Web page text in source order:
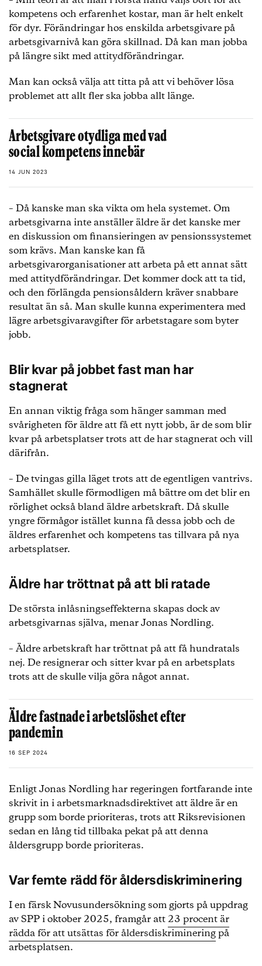
kompetens och erfarenhet kostar, man är helt enkelt
för dyr. Förändringar hos enskilda arbetsgivare på
arbetsgivarnivå kan göra skillnad. Då kan man jobba
på längre sikt med attitydförändringar.
Man kan också välja att titta på att vi behöver lösa
problemet att allt fler ska jobba allt länge.
Arbetsgivare otydliga med vad
social kompetens innebär
14 JUN 2023
– Då kanske man ska vikta om hela systemet. Om
arbetsgivarna inte anställer äldre är det kanske mer
en diskussion om finansieringen av pensionssystemet
som krävs. Man kanske kan få
arbetsgivarorganisationer att arbeta på ett annat sätt
med attitydförändringar. Det kommer dock att ta tid,
och den förlängda pensionsåldern kräver snabbare
resultat än så. Man skulle kunna experimentera med
lägre arbetsgivaravgifter för arbetstagare som byter
jobb.
Blir kvar på jobbet fast man har
stagnerat
En annan viktig fråga som hänger samman med
svårigheten för äldre att få ett nytt jobb, är de som blir
kvar på arbetsplatser trots att de har stagnerat och vill
därifrån.
– De tvingas gilla läget trots att de egentligen vantrivs.
Samhället skulle förmodligen må bättre om det blir en
rörlighet också bland äldre arbetskraft. Då skulle
yngre förmågor istället kunna få dessa jobb och de
äldres erfarenhet och kompetens tas tillvara på nya
arbetsplatser.
Äldre har tröttnat på att bli ratade
De största inlåsningseffekterna skapas dock av
arbetsgivarnas själva, menar Jonas Nordling.
– Äldre arbetskraft har tröttnat på att få hundratals
nej. De resignerar och sitter kvar på en arbetsplats
trots att de skulle vilja göra något annat.
Äldre fastnade i arbetslöshet efter
pandemin
16 SEP 2024
Enligt Jonas Nordling har regeringen fortfarande inte
skrivit in i arbetsmarknadsdirektivet att äldre är en
grupp som borde prioriteras, trots att Riksrevisionen
sedan en lång tid tillbaka pekat på att denna
åldersgrupp borde prioriteras.
Var femte rädd för åldersdiskriminering
I en färsk Novusundersökning som gjorts på uppdrag
av SPP i oktober 2025, framgår att23 procent är
rädda för att utsättas för åldersdiskrimineringpå
arbetsplatsen.